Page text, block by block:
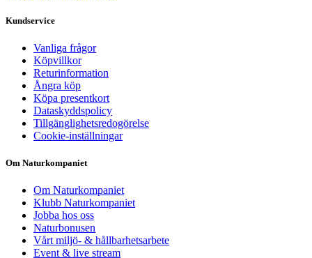
Kundservice
Vanliga frågor
Köpvillkor
Returinformation
Ångra köp
Köpa presentkort
Dataskyddspolicy
Tillgänglighetsredogörelse
Cookie-inställningar
Om Naturkompaniet
Om Naturkompaniet
Klubb Naturkompaniet
Jobba hos oss
Naturbonusen
Vårt miljö- & hållbarhetsarbete
Event & live stream